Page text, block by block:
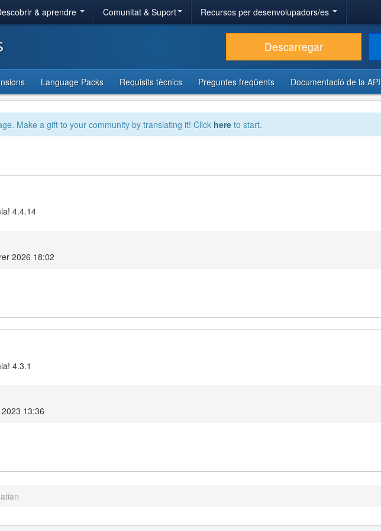
& aprendre Comunitat & Suport Recursos per desenvolupadors/es
Descarregar
Language Packs Requisits tècnics Preguntes freqüents Documentació de la API
Make a gift to your community by translating it! Click here to start.
4.4.14
2026 18:02
4.3.1
13:36